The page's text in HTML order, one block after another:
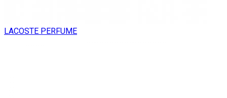
LACOSTE PERFUME